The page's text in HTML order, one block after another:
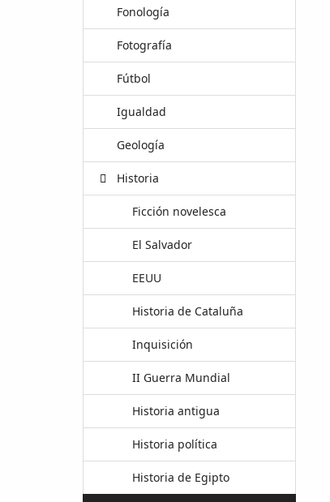
Fonología
Fotografía
Fútbol
Igualdad
Geología
Historia
Ficción novelesca
El Salvador
EEUU
Historia de Cataluña
Inquisición
II Guerra Mundial
Historia antigua
Historia política
Historia de Egipto